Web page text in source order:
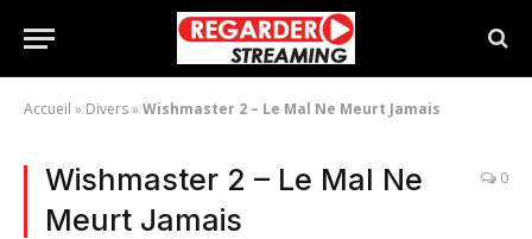
Accueil » Divers»Wishmaster 2 – Le Mal Ne Meurt Jamais
Wishmaster 2 – Le Mal Ne
Meurt Jamais
0